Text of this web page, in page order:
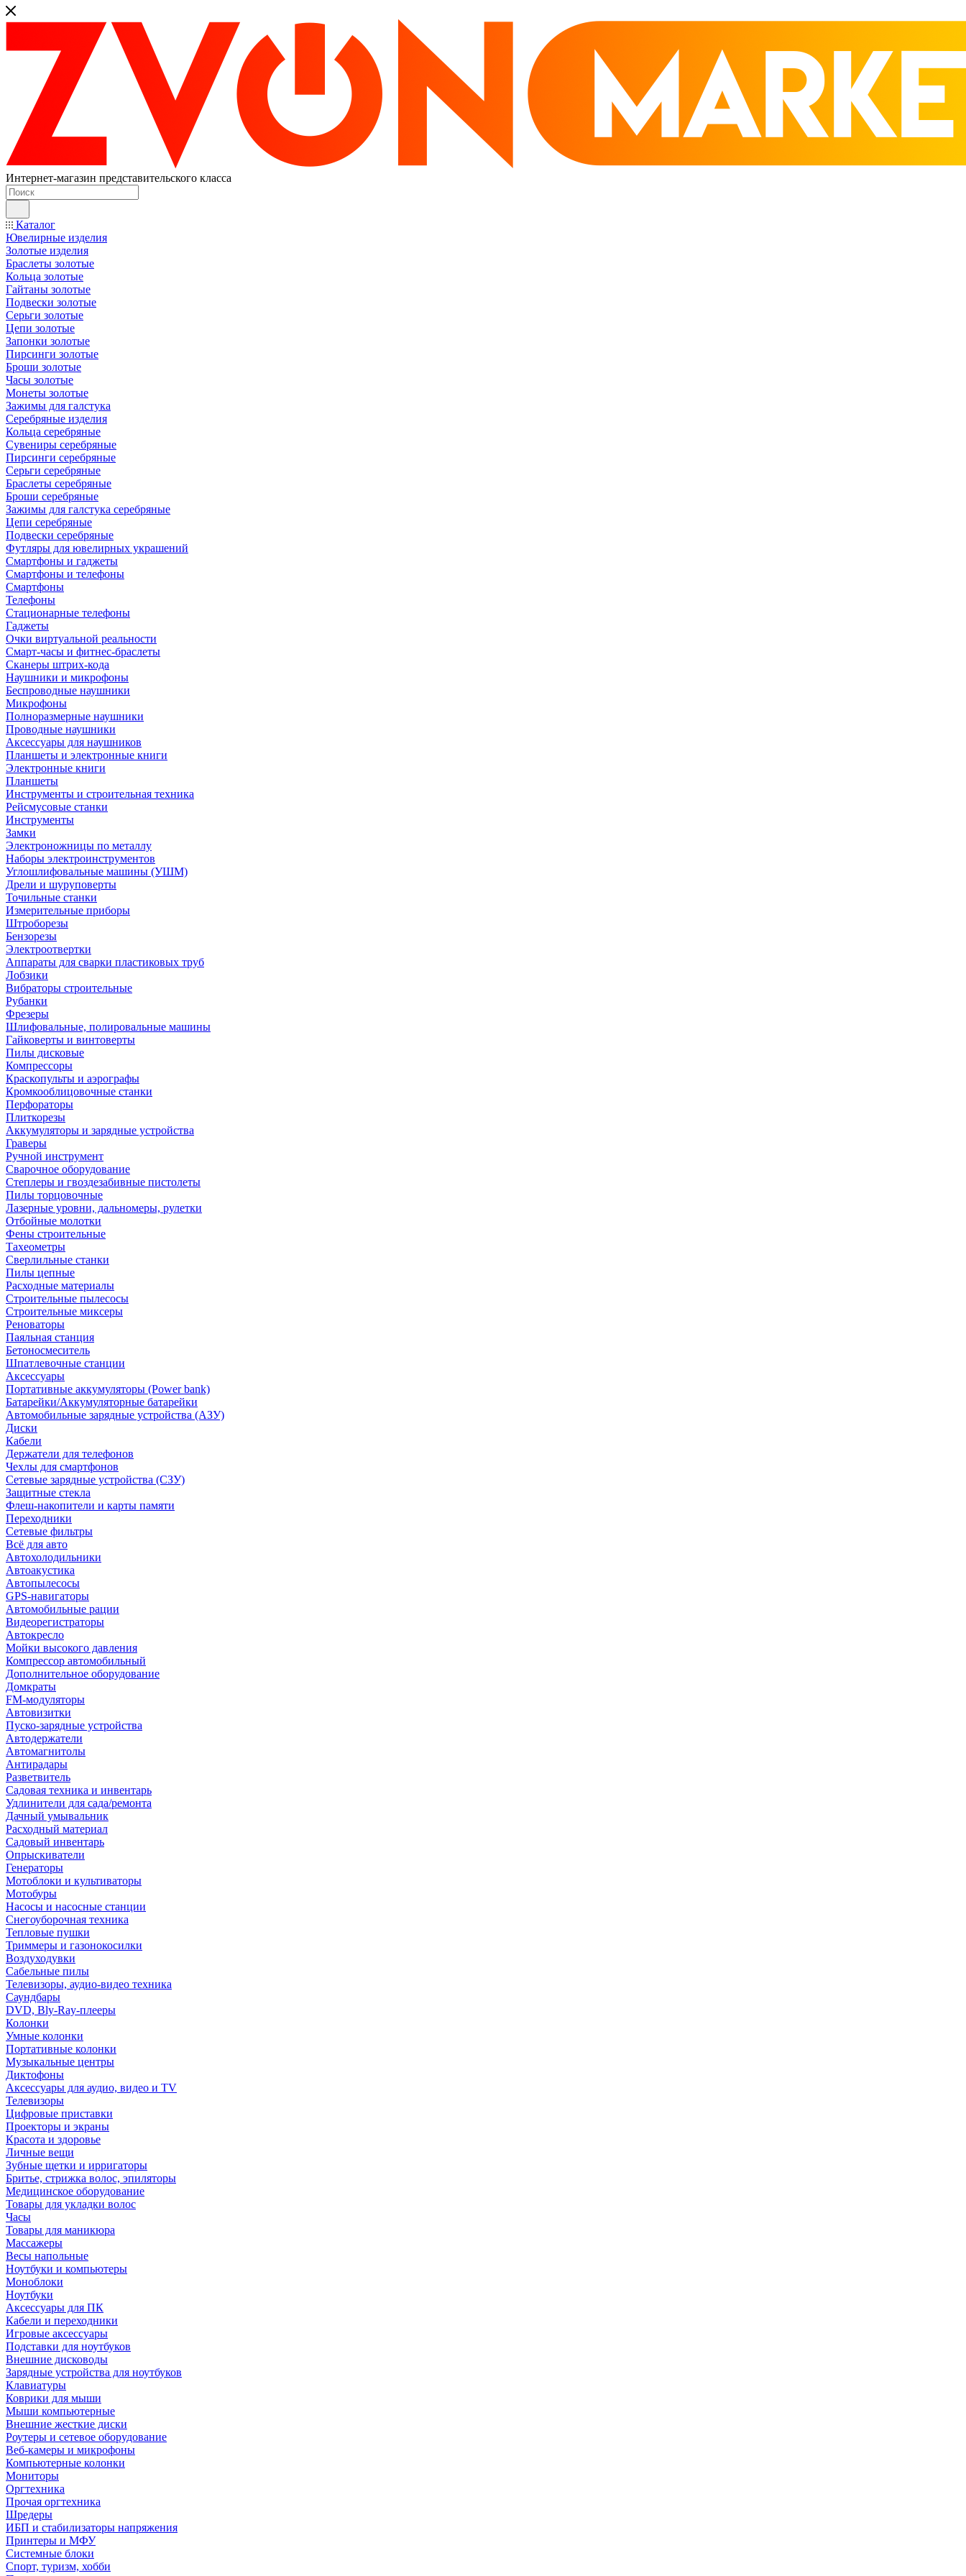
Интернет-магазин представительского класса
Каталог
Ювелирные изделия
Золотые изделия
Браслеты золотые
Кольца золотые
Гайтаны золотые
Подвески золотые
Серьги золотые
Цепи золотые
Запонки золотые
Пирсинги золотые
Броши золотые
Часы золотые
Монеты золотые
Зажимы для галстука
Серебряные изделия
Кольца серебряные
Сувениры серебряные
Пирсинги серебряные
Серьги серебряные
Браслеты серебряные
Броши серебряные
Зажимы для галстука серебряные
Цепи серебряные
Подвески серебряные
Футляры для ювелирных украшений
Смартфоны и гаджеты
Смартфоны и телефоны
Смартфоны
Телефоны
Стационарные телефоны
Гаджеты
Очки виртуальной реальности
Смарт-часы и фитнес-браслеты
Сканеры штрих-кода
Наушники и микрофоны
Беспроводные наушники
Микрофоны
Полноразмерные наушники
Проводные наушники
Аксессуары для наушников
Планшеты и электронные книги
Электронные книги
Планшеты
Инструменты и строительная техника
Рейсмусовые станки
Инструменты
Замки
Электроножницы по металлу
Наборы электроинструментов
Углошлифовальные машины (УШМ)
Дрели и шуруповерты
Точильные станки
Измерительные приборы
Штроборезы
Бензорезы
Электроотвертки
Аппараты для сварки пластиковых труб
Лобзики
Вибраторы строительные
Рубанки
Фрезеры
Шлифовальные, полировальные машины
Гайковерты и винтоверты
Пилы дисковые
Компрессоры
Краскопульты и аэрографы
Кромкооблицовочные станки
Перфораторы
Плиткорезы
Аккумуляторы и зарядные устройства
Граверы
Ручной инструмент
Сварочное оборудование
Степлеры и гвоздезабивные пистолеты
Пилы торцовочные
Лазерные уровни, дальномеры, рулетки
Отбойные молотки
Фены строительные
Тахеометры
Сверлильные станки
Пилы цепные
Расходные материалы
Строительные пылесосы
Строительные миксеры
Реноваторы
Паяльная станция
Бетоносмеситель
Шпатлевочные станции
Аксессуары
Портативные аккумуляторы (Power bank)
Батарейки/Аккумуляторные батарейки
Автомобильные зарядные устройства (АЗУ)
Диски
Кабели
Держатели для телефонов
Чехлы для смартфонов
Сетевые зарядные устройства (СЗУ)
Защитные стекла
Флеш-накопители и карты памяти
Переходники
Сетевые фильтры
Всё для авто
Автохолодильники
Автоакустика
Автопылесосы
GPS-навигаторы
Автомобильные рации
Видеорегистраторы
Автокресло
Мойки высокого давления
Компрессор автомобильный
Дополнительное оборудование
Домкраты
FM-модуляторы
Автовизитки
Пуско-зарядные устройства
Автодержатели
Автомагнитолы
Антирадары
Разветвитель
Садовая техника и инвентарь
Удлинители для сада/ремонта
Дачный умывальник
Расходный материал
Садовый инвентарь
Опрыскиватели
Генераторы
Мотоблоки и культиваторы
Мотобуры
Насосы и насосные станции
Снегоуборочная техника
Тепловые пушки
Триммеры и газонокосилки
Воздуходувки
Сабельные пилы
Телевизоры, аудио-видео техника
Саундбары
DVD, Bly-Ray-плееры
Колонки
Умные колонки
Портативные колонки
Музыкальные центры
Диктофоны
Аксессуары для аудио, видео и TV
Телевизоры
Цифровые приставки
Проекторы и экраны
Красота и здоровье
Личные вещи
Зубные щетки и ирригаторы
Бритье, стрижка волос, эпиляторы
Медицинское оборудование
Товары для укладки волос
Часы
Товары для маникюра
Массажеры
Весы напольные
Ноутбуки и компьютеры
Моноблоки
Ноутбуки
Аксессуары для ПК
Кабели и переходники
Игровые аксессуары
Подставки для ноутбуков
Внешние дисководы
Зарядные устройства для ноутбуков
Клавиатуры
Коврики для мыши
Мыши компьютерные
Внешние жесткие диски
Роутеры и сетевое оборудование
Веб-камеры и микрофоны
Компьютерные колонки
Мониторы
Оргтехника
Прочая оргтехника
Шредеры
ИБП и стабилизаторы напряжения
Принтеры и МФУ
Системные блоки
Спорт, туризм, хобби